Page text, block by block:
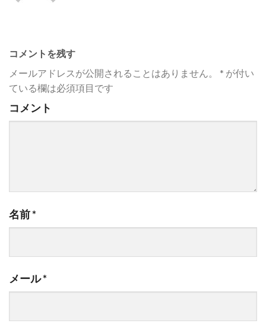
コメントを残す
メールアドレスが公開されることはありません。
* が付い
ている欄は必須項目です
コメント
名前*
メール*